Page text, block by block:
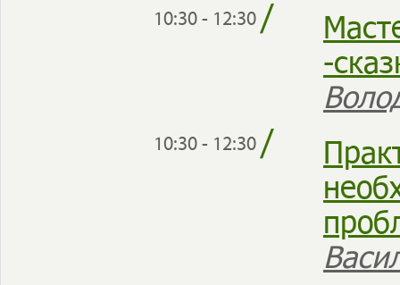
10:30 - 12:30/
-
10:30 - 12:30/